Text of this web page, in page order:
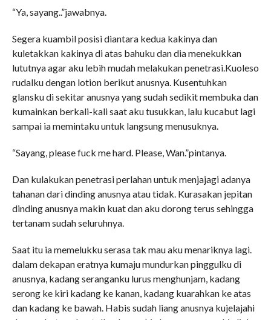
“Ya, sayang..”jawabnya.
Segera kuambil posisi diantara kedua kakinya dan
kuletakkan kakinya di atas bahuku dan dia menekukkan
lututnya agar aku lebih mudah melakukan penetrasi.Kuoleso
rudalku dengan lotion berikut anusnya. Kusentuhkan
glansku di sekitar anusnya yang sudah sedikit membuka dan
kumainkan berkali-kali saat aku tusukkan, lalu kucabut lagi
sampai ia memintaku untuk langsung menusuknya.
“Sayang, please fuck me hard. Please, Wan.”pintanya.
Dan kulakukan penetrasi perlahan untuk menjajagi adanya
tahanan dari dinding anusnya atau tidak. Kurasakan jepitan
dinding anusnya makin kuat dan aku dorong terus sehingga
tertanam sudah seluruhnya.
Saat itu ia memelukku serasa tak mau aku menariknya lagi.
dalam dekapan eratnya kumaju mundurkan pinggulku di
anusnya, kadang seranganku lurus menghunjam, kadang
serong ke kiri kadang ke kanan, kadang kuarahkan ke atas
dan kadang ke bawah. Habis sudah liang anusnya kujelajahi